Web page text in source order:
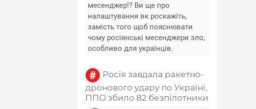
месенджер!? Ви ще про
налаштування вк роскажіть,
замість того щоб пояснювати
чому росіянські месенджери зло,
особливо для українців.
Росія завдала ракетно-
дронового удару по Україні,
ППО збило 82 безпілотники